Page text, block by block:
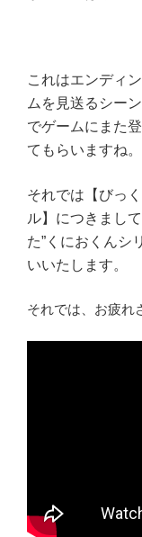
これはエンディ
ムを見送るシー
でゲームにまた
てもらいますね。
それでは【びっ
ル】につきまし
た”くにおくんシ
いいたします。
それでは、お疲れ